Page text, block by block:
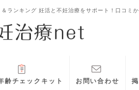
ランキング 妊活と不妊治療をサポート！口コミ
齢チェックキット お問い合わせ